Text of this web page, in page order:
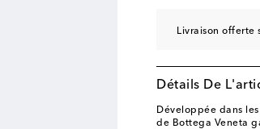
Livraison offerte
Détails De
Développée dans
de Bottega Veneta